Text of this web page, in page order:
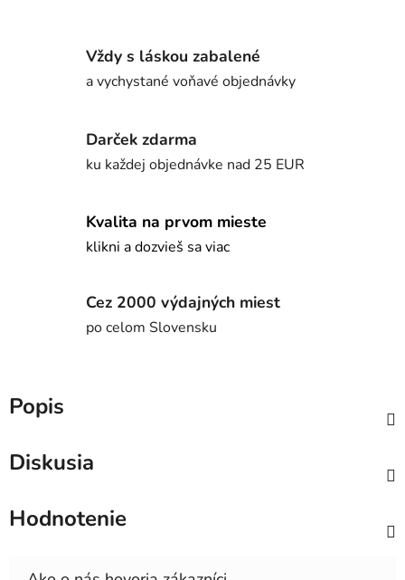
Vždy s láskou zabalené
a vychystané voňavé objednávky
Darček zdarma
ku každej objednávke nad 25 EUR
Kvalita na prvom mieste
klikni a dozvieš sa viac
Cez 2000 výdajných miest
po celom Slovensku
Popis
Diskusia
Hodnotenie